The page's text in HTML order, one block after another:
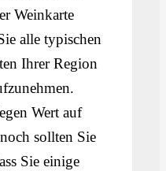
Weinkarte
alle typischen
Ihrer Region
Wert auf
sollten Sie
Sie einige